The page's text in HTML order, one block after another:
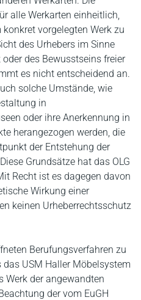
alle Werkarten einheitlich,
vorgelegten Werk zu
des Urhebers im Sinne
des Bewusstseins freier
es nicht entscheidend an.
solche Umstände, wie
in
oder ihre Anerkennung in
herangezogen werden, die
der Entstehung der
Grundsätze hat das OLG
Recht ist es dagegen davon
Wirkung einer
keinen Urheberrechtsschutz
Berufungsverfahren zu
USM Haller Möbelsystem
Werk der angewandten
der vom EuGH